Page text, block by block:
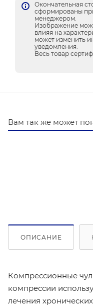
Окончательная
сформированы
менеджером.
Изображение
влияя на
может изменить
уведомления.
Весь товар
Вам так же может
ОПИСАНИЕ
Компрессионные
компрессии
лечения